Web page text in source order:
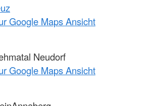
Google Maps Ansicht
Neudorf
Google Maps Ansicht